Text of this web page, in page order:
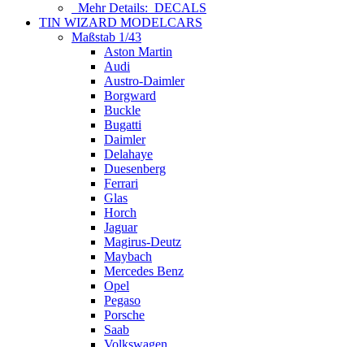
Mehr Details: DECALS
TIN WIZARD MODELCARS
Maßstab 1/43
Aston Martin
Audi
Austro-Daimler
Borgward
Buckle
Bugatti
Daimler
Delahaye
Duesenberg
Ferrari
Glas
Horch
Jaguar
Magirus-Deutz
Maybach
Mercedes Benz
Opel
Pegaso
Porsche
Saab
Volkswagen